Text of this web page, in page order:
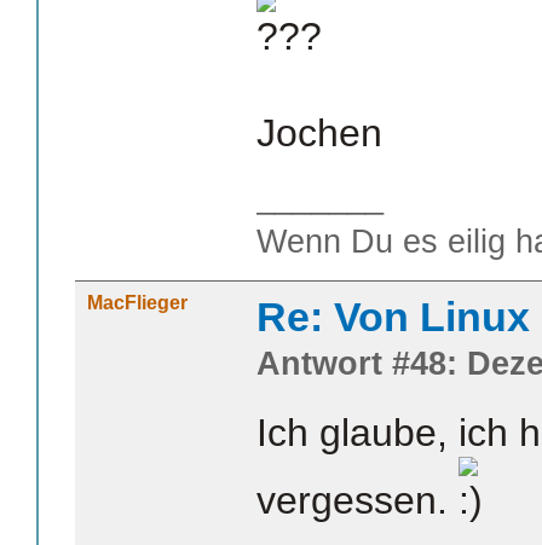
Jochen
Wenn Du es eilig
MacFlieger Re: Von
Antwort #48:
Ich glaube, ich
vergessen.